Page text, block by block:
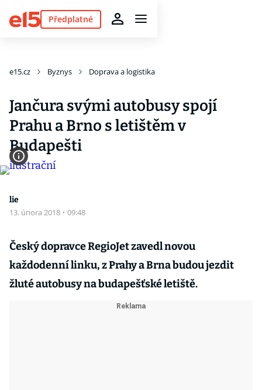
Předplatné
e15.cz Byznys Doprava a logistika
Jančura svými autobusy spojí
Prahu a Brno s letištěm v
Budapešti
lie
13. února 2018 · 09:48
Český dopravce RegioJet zavedl novou
každodenní linku, z Prahy a Brna budou jezdit
žluté autobusy na budapešťské letiště.